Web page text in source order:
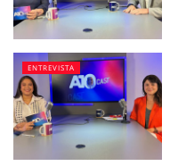
ENTREVISTA